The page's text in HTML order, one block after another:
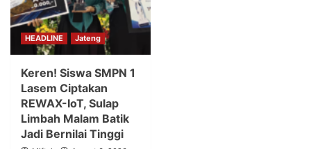
HEADLINE Jateng
Keren! Siswa SMPN 1
Lasem Ciptakan
REWAX-IoT, Sulap
Limbah Malam Batik
Jadi Bernilai Tinggi